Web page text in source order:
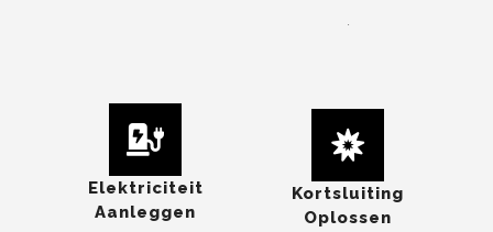
Elektriciteit
Aanleggen
Kortsluiting
Oplossen